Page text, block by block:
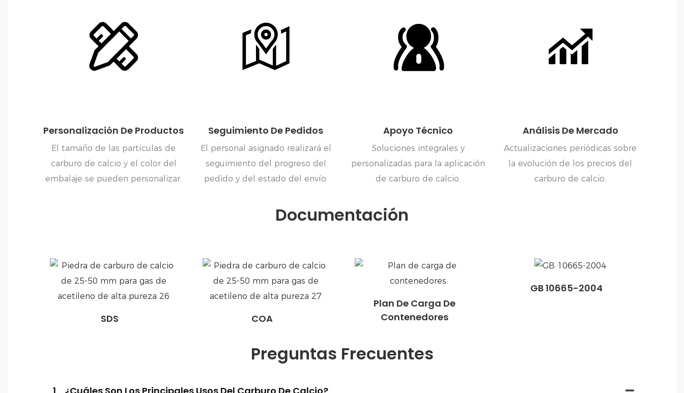
Personalización De Productos
El tamaño de las partículas de
carburo de calcio y el color del
embalaje se pueden personalizar.
Seguimiento De Pedidos
El personal asignado realizará el
seguimiento del progreso del
pedido y del estado del envío.
Apoyo Técnico
Soluciones integrales y
personalizadas para la aplicación
de carburo de calcio.
Análisis De Mercado
Actualizaciones periódicas sobre
la evolución de los precios del
carburo de calcio.
Documentación
SDS COA
Plan De Carga De
Contenedores
GB 10665-2004
Preguntas Frecuentes